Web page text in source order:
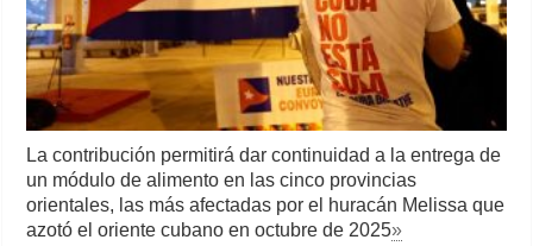
La contribución permitirá dar continuidad a la entrega de
un módulo de alimento en las cinco provincias
orientales, las más afectadas por el huracán Melissa que
azotó el oriente cubano en octubre de 2025»